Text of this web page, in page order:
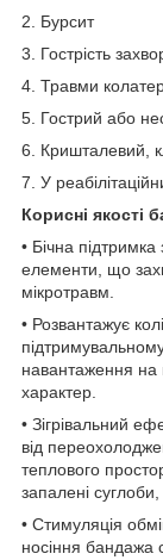
2. Бурсит
3. Гострість
4. Травми
5. Гострий або
6. Кришталевий,
7. У
Корисні якості
• Бічна
елементи, що
мікротравм.
• Розвантажує
навантаження на
характер.
• Зігрівальний
від
теплового
запалені
• Стимуляція
носіння бандажа